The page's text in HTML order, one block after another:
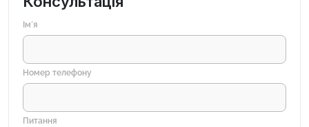
Імʼя
Номер телефону
Питання